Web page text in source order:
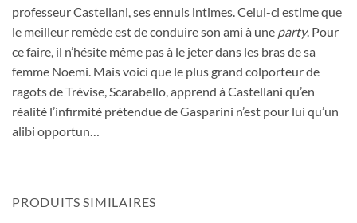
professeur Castellani, ses ennuis intimes. Celui-ci estime que
le meilleur remède est de conduire son ami à une party. Pour
ce faire, il n’hésite même pas à le jeter dans les bras de sa
femme Noemi. Mais voici que le plus grand colporteur de
ragots de Trévise, Scarabello, apprend à Castellani qu’en
réalité l’infirmité prétendue de Gasparini n’est pour lui qu’un
alibi opportun…
PRODUITS SIMILAIRES